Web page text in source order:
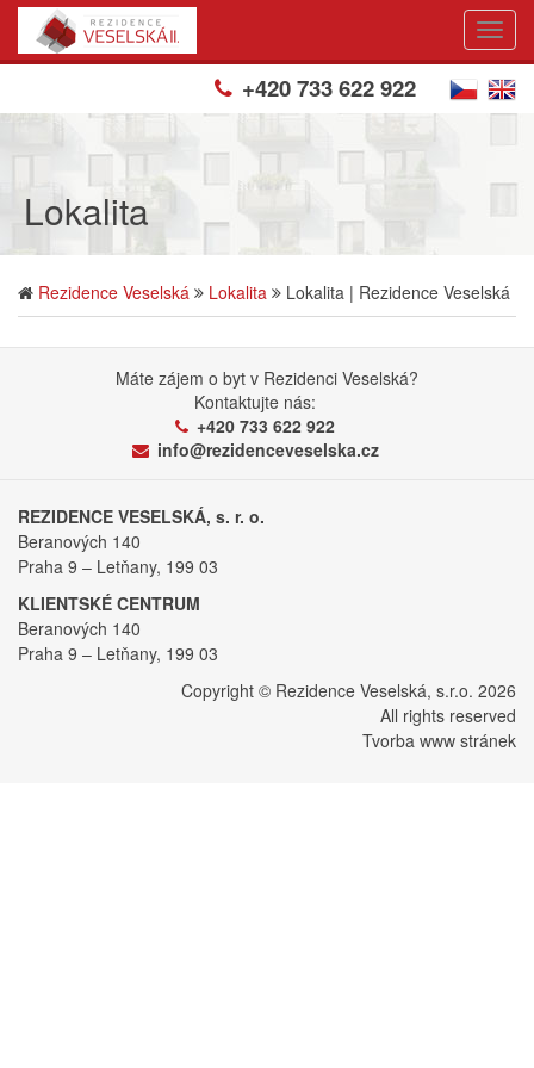
+420 733 622 922
Lokalita
Rezidence Veselská Lokalita Lokalita | Rezidence Veselská
Máte zájem o byt v Rezidenci Veselská?
Kontaktujte nás:
+420 733 622 922
info@rezidenceveselska.cz
REZIDENCE VESELSKÁ, s. r. o.
Beranových 140
Praha 9 – Letňany, 199 03
KLIENTSKÉ CENTRUM
Beranových 140
Praha 9 – Letňany, 199 03
Copyright © Rezidence Veselská, s.r.o. 2026
All rights reserved
Tvorba www stránek